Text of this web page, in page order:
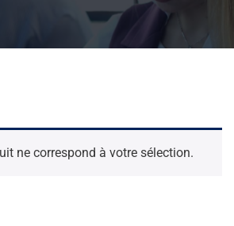
ne correspond à votre sélection.